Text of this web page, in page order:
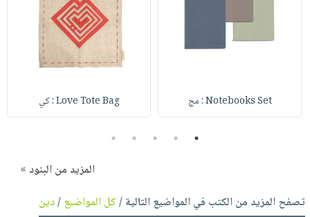
Notebooks Set : مج Love Tote Bag : كي
1
2
3
4
5
المزيد من البنود »
تصفح المزيد من الكتب في المواضيع التالية /كل المواضيع/دين